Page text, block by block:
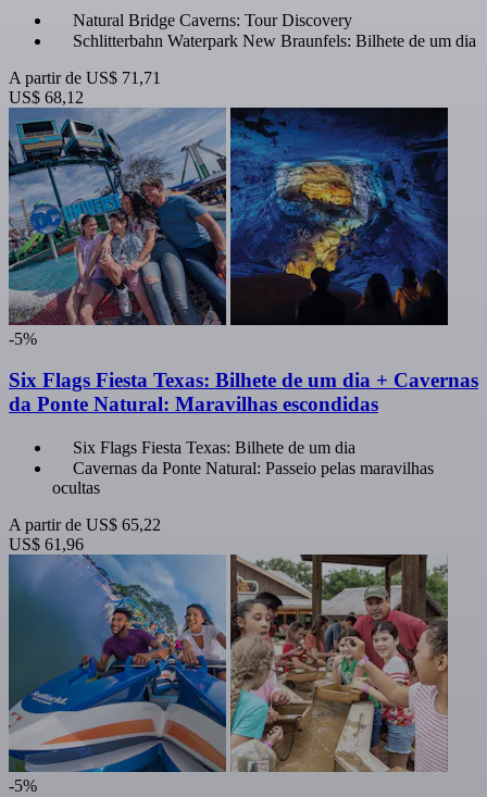
Natural Bridge Caverns: Tour Discovery
Schlitterbahn Waterpark New Braunfels: Bilhete de um dia
A partir de US$ 71,71
US$ 68,12
-5%
Six Flags Fiesta Texas: Bilhete de um dia + Cavernas
da Ponte Natural: Maravilhas escondidas
Six Flags Fiesta Texas: Bilhete de um dia
Cavernas da Ponte Natural: Passeio pelas maravilhas
ocultas
A partir de US$ 65,22
US$ 61,96
-5%